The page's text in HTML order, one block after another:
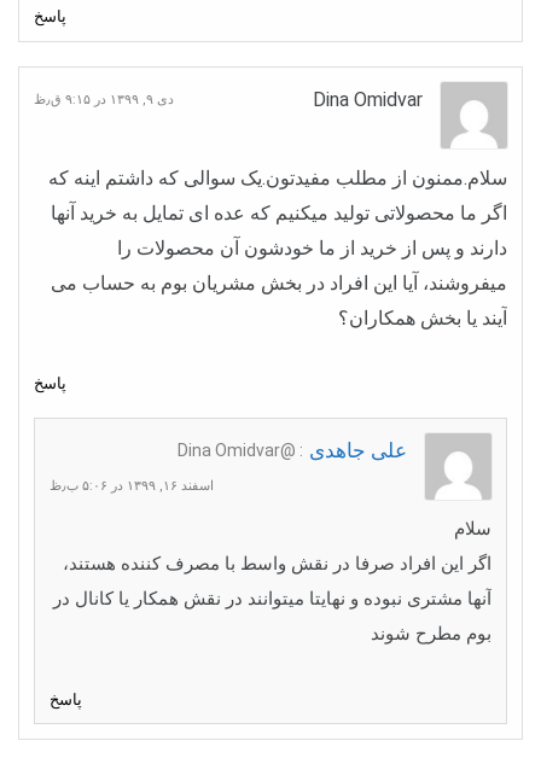
پاسخ
Dina Omidvar دی ۹, ۱۳۹۹ در ۹:۱۵ ق٫ظ
سلام.ممنون از مطلب مفیدتون.یک سوالی که داشتم اینه که
اگر ما محصولاتی تولید میکنیم که عده ای تمایل به خرید آنها
دارند و پس از خرید از ما خودشون آن محصولات را
میفروشند، آیا این افراد در بخش مشریان بوم به حساب می
آیند یا بخش همکاران؟
پاسخ
علی جاهدی : @Dina Omidvar
اسفند ۱۶, ۱۳۹۹ در ۵:۰۶ ب٫ظ
سلام
اگر این افراد صرفا در نقش واسط با مصرف کننده هستند،
آنها مشتری نبوده و نهایتا میتوانند در نقش همکار یا کانال در
بوم مطرح شوند
پاسخ